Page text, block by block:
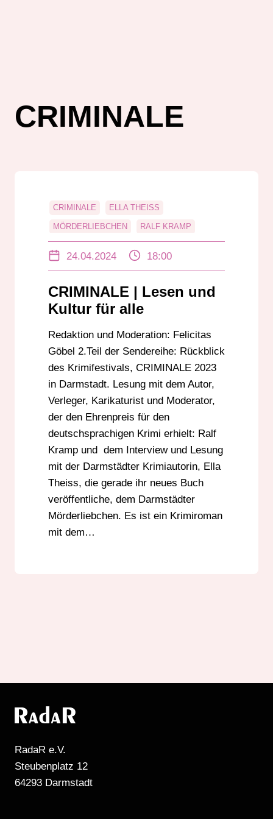
CRIMINALE
CRIMINALE ELLA THEISS
MÖRDERLIEBCHEN RALF KRAMP
24.04.2024 18:00
CRIMINALE | Lesen und
Kultur für alle
Redaktion und Moderation: Felicitas
Göbel 2.Teil der Sendereihe: Rückblick
des Krimifestivals, CRIMINALE 2023
in Darmstadt. Lesung mit dem Autor,
Verleger, Karikaturist und Moderator,
der den Ehrenpreis für den
deutschsprachigen Krimi erhielt: Ralf
Kramp und dem Interview und Lesung
mit der Darmstädter Krimiautorin, Ella
Theiss, die gerade ihr neues Buch
veröffentliche, dem Darmstädter
Mörderliebchen. Es ist ein Krimiroman
mit dem…
RadaR e.V.
Steubenplatz 12
64293 Darmstadt